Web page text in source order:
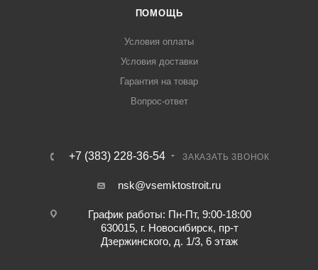
ПОМОЩЬ
Условия оплаты
Условия доставки
Гарантия на товар
Вопрос-ответ
+7 (383) 228-36-54 ЗАКАЗАТЬ ЗВОНОК
nsk@vsemktostroit.ru
График работы: Пн-Пт, 9:00-18:00
630015, г. Новосибирск, пр-т
Дзержинского, д. 1/3, 6 этаж